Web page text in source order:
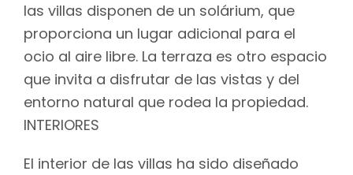
las villas disponen de un solárium, que
proporciona un lugar adicional para el
ocio al aire libre. La terraza es otro espacio
que invita a disfrutar de las vistas y del
entorno natural que rodea la propiedad.
INTERIORES
El interior de las villas ha sido diseñado